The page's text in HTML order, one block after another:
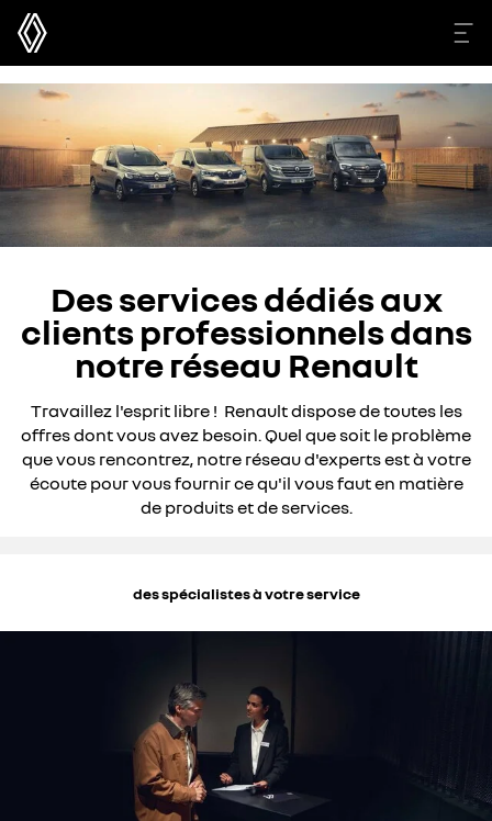
Des services dédiés aux
clients professionnels dans
notre réseau Renault
Travaillez l'esprit libre ! Renault dispose de toutes les
offres dont vous avez besoin. Quel que soit le problème
que vous rencontrez, notre réseau d'experts est à votre
écoute pour vous fournir ce qu'il vous faut en matière
de produits et de services.
des spécialistes à votre service